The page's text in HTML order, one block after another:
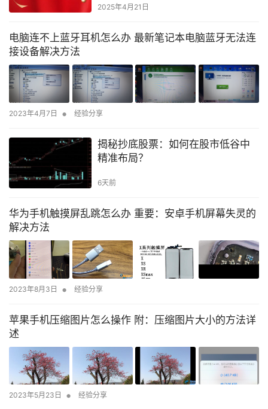
2025年4月21日
电脑连不上蓝牙耳机怎么办 最新笔记本电脑蓝牙无法连
接设备解决方法
2023年4月7日 • 经验分享
揭秘抄底股票：如何在股市低谷中
精准布局？
6天前
华为手机触摸屏乱跳怎么办 重要：安卓手机屏幕失灵的
解决方法
2023年8月3日 • 经验分享
苹果手机压缩图片怎么操作 附：压缩图片大小的方法详
述
2023年5月23日 • 经验分享